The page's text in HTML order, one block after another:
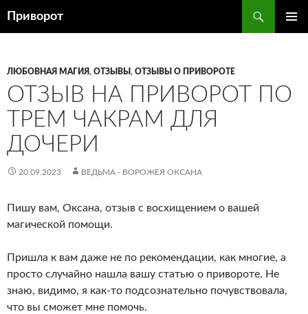
Приворот
ЛЮБОВНАЯ МАГИЯ, ОТЗЫВЫ , ОТЗЫВЫ О ПРИВОРОТЕ
ОТЗЫВ НА ПРИВОРОТ ПО
ТРЕМ ЧАКРАМ ДЛЯ
ДОЧЕРИ
20.09.2023 ВЕДЬМА - ВОРОЖЕЯ ОКСАНА
Пишу вам, Оксана, отзыв с восхищением о вашей
магической помощи.
Пришла к вам даже не по рекомендации, как многие, а
просто случайно нашла вашу статью о привороте. Не
знаю, видимо, я как-то подсознательно почувствовала,
что вы сможет мне помочь.